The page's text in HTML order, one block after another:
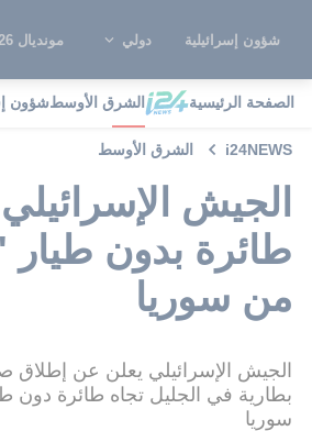
شؤون إسرائيلية دولي مونديال 2026
الصفحة الرئيسية الشرق الأوسطشؤون
i24NEWS الشرق الأوسط
الجيش
طائرة بدون
من سوريا
الجيش الإسرائيلي يعلن عن إطلاق
بطارية في الجليل تجاه طائرة دون
سوريا